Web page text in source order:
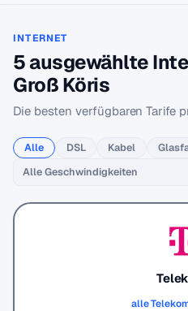
INTERNET
5 ausgewählte
Groß Köris
Die besten verfügbaren Tarife
Alle DSL Kabel
alle